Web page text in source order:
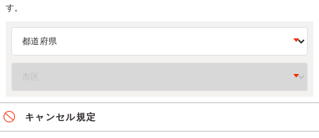
す。
キャンセル規定